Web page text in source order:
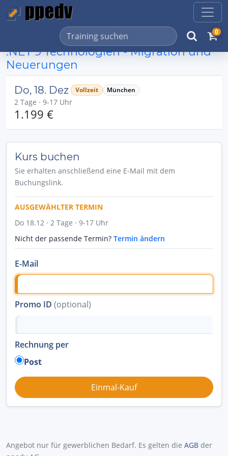
0
.NET 9 Technologien - Migration und
Neuerungen
Do, 18. Dez Vollzeit München
2 Tage · 9-17 Uhr
1.199 €
Kurs buchen
Sie erhalten anschließend eine E-Mail mit dem
Buchungslink.
AUSGEWÄHLTER TERMIN
Do 18.12 · 2 Tage · 9-17 Uhr
Nicht der passende Termin? Termin ändern
E-Mail
Promo ID (optional)
Rechnung per
Post
Angebot nur für gewerblichen Bedarf. Es gelten die AGB der